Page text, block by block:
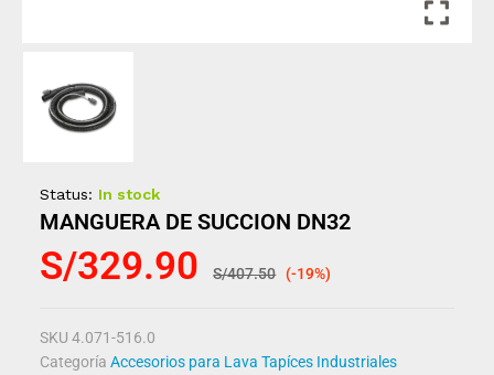
Status: In stock
MANGUERA DE SUCCION DN32
S/329.90 S/407.50 (-19%)
SKU4.071-516.0
Categoría Accesorios para Lava Tapíces Industriales